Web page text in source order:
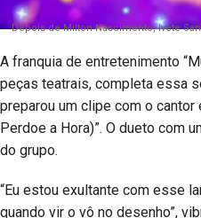
Depois de Milton Nascimento, Ivete
A franquia de entretenimento
peças teatrais, completa essa
preparou um clipe com o
Perdoe a Hora)”. O dueto com
do grupo.
“Eu estou exultante com esse
quando vir o vô no desenho”,